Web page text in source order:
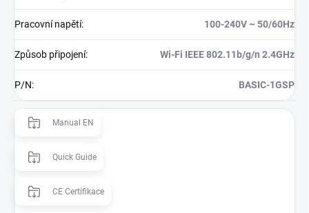
Pracovní napětí: 100-240V ~ 50/60Hz
Způsob připojení: Wi-Fi IEEE 802.11b/g/n 2.4GHz
P/N: BASIC-1GSP
Manual EN
Quick Guide
CE Certifikace